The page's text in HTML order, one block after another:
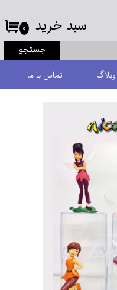
جستجو
۰ سبد خرید
وبلاگ تماس با ما